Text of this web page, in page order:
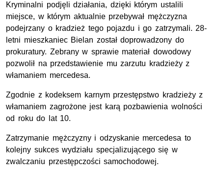
Kryminalni podjęli działania, dzięki którym ustalili
miejsce, w którym aktualnie przebywał mężczyzna
podejrzany o kradzież tego pojazdu i go zatrzymali. 28-
letni mieszkaniec Bielan został doprowadzony do
prokuratury. Zebrany w sprawie materiał dowodowy
pozwolił na przedstawienie mu zarzutu kradzieży z
włamaniem mercedesa.
Zgodnie z kodeksem karnym przestępstwo kradzieży z
włamaniem zagrożone jest karą pozbawienia wolności
od roku do lat 10.
Zatrzymanie mężczyzny i odzyskanie mercedesa to
kolejny sukces wydziału specjalizującego się w
zwalczaniu przestępczości samochodowej.